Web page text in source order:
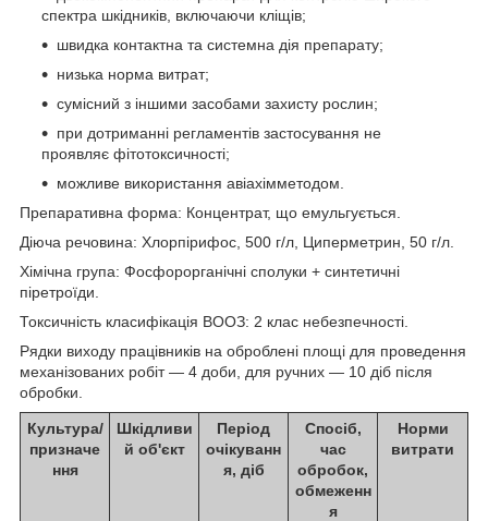
спектра шкідників, включаючи кліщів;
швидка контактна та системна дія препарату;
низька норма витрат;
сумісний з іншими засобами захисту рослин;
при дотриманні регламентів застосування не
проявляє фітотоксичності;
можливе використання авіахімметодом.
Препаративна форма: Концентрат, що емульгується.
Діюча речовина: Хлорпірифос, 500 г/л, Циперметрин, 50 г/л.
Хімічна група: Фосфорорганічні сполуки + синтетичні
піретроїди.
Токсичність класифікація ВООЗ: 2 клас небезпечності.
Рядки виходу працівників на оброблені площі для проведення
механізованих робіт — 4 доби, для ручних — 10 діб після
обробки.
Культура/
призначе
ння
Шкідливи
й об'єкт
Період
очікуванн
я, діб
Спосіб,
час
обробок,
обмеженн
я
Норми
витрати